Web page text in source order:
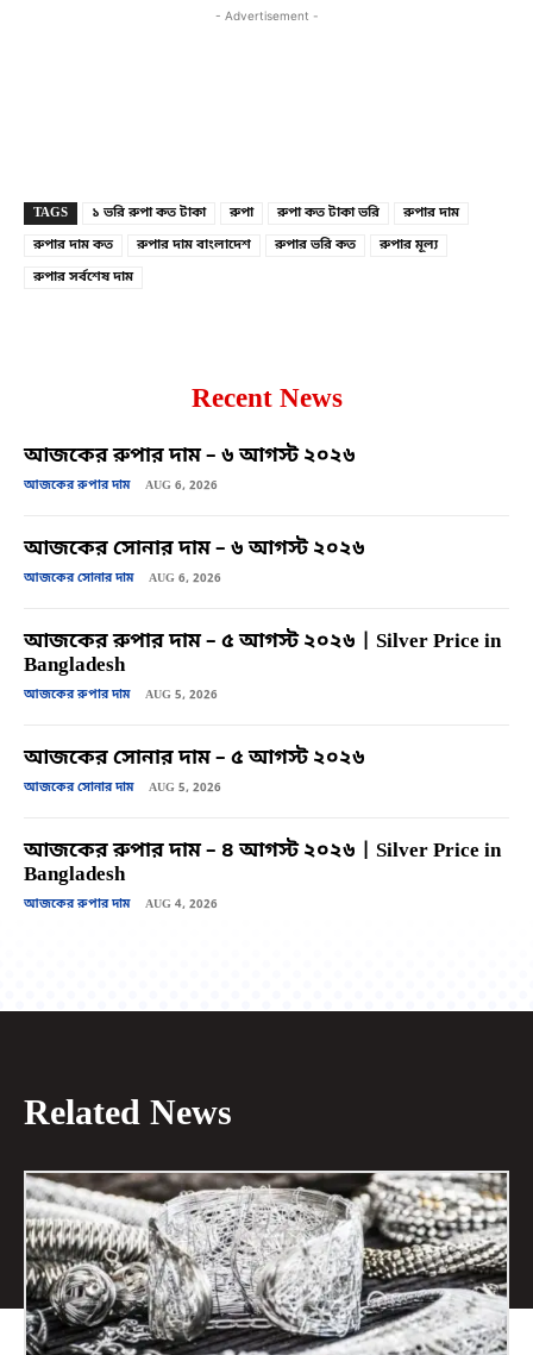
- Advertisement -
TAGS ১ ভরি রুপা কত টাকা রুপা রুপা কত টাকা ভরি
রুপার দাম
রুপার দাম কত
রুপার দাম বাংলাদেশ রুপার ভরি কত
রুপার মূল্য
রুপার সর্বশেষ দাম
Recent News
আজকের রুপার দাম – ৬ আগস্ট ২০২৬
আজকের রুপার দাম AUG 6, 2026
আজকের সোনার দাম – ৬ আগস্ট ২০২৬
আজকের সোনার দাম AUG 6, 2026
আজকের রুপার দাম – ৫ আগস্ট ২০২৬ | Silver Price in
Bangladesh
আজকের রুপার দাম AUG 5, 2026
আজকের সোনার দাম – ৫ আগস্ট ২০২৬
আজকের সোনার দাম AUG 5, 2026
আজকের রুপার দাম – ৪ আগস্ট ২০২৬ | Silver Price in
Bangladesh
আজকের রুপার দাম AUG 4, 2026
Related News